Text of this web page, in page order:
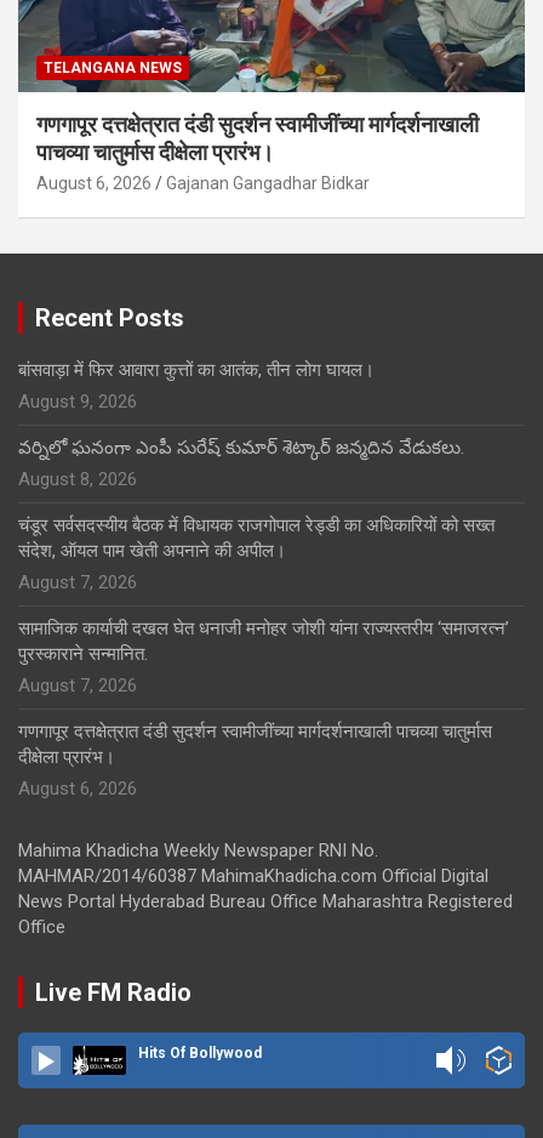
TELANGANA NEWS
गणगापूर दत्तक्षेत्रात दंडी सुदर्शन स्वामीजींच्या मार्गदर्शनाखाली
पाचव्या चातुर्मास दीक्षेला प्रारंभ।
August 6, 2026 Gajanan Gangadhar Bidkar
Recent Posts
बांसवाड़ा में फिर आवारा कुत्तों का आतंक, तीन लोग घायल।
August 9, 2026
వర్నిలో ఘనంగా ఎంపీ సురేష్ కుమార్ శెట్కార్ జన్మదిన వేడుకలు.
August 8, 2026
चंडूर सर्वसदस्यीय बैठक में विधायक राजगोपाल रेड्डी का अधिकारियों को सख्त
संदेश, ऑयल पाम खेती अपनाने की अपील।
August 7, 2026
सामाजिक कार्याची दखल घेत धनाजी मनोहर जोशी यांना राज्यस्तरीय ‘समाजरत्न’
पुरस्काराने सन्मानित.
August 7, 2026
गणगापूर दत्तक्षेत्रात दंडी सुदर्शन स्वामीजींच्या मार्गदर्शनाखाली पाचव्या चातुर्मास
दीक्षेला प्रारंभ।
August 6, 2026
Mahima Khadicha Weekly Newspaper RNI No.
MAHMAR/2014/60387 MahimaKhadicha.com Official Digital
News Portal Hyderabad Bureau Office Maharashtra Registered
Office
Live FM Radio
Hits Of Bollywood